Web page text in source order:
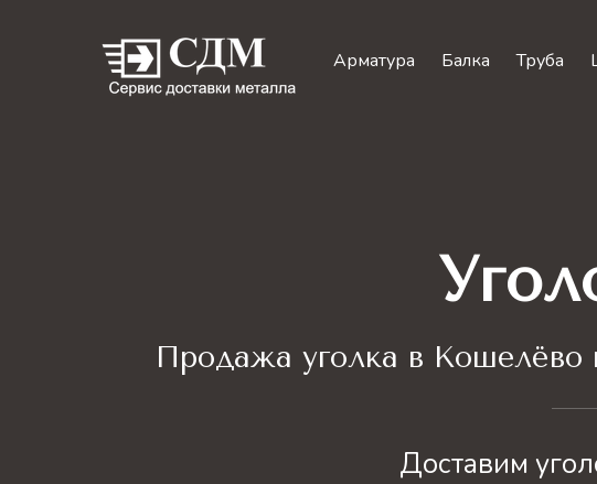
Арматура Балка Труба
Продажа уголка в Кошелёво
Доставим